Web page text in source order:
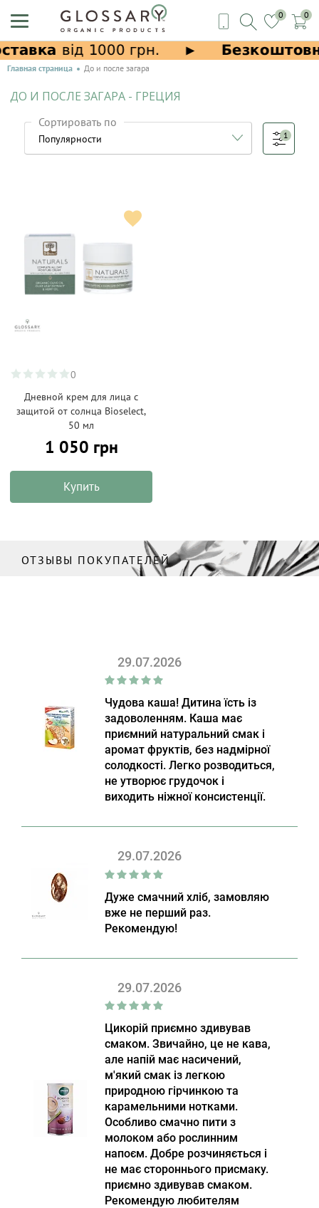
0 0
Главная страница До и после загара
ДО И ПОСЛЕ ЗАГАРА - ГРЕЦИЯ
Сортировать по
1
0
Дневной крем для лица с
защитой от солнца Bioselect,
50 мл
1 050 грн
Купить
ОТЗЫВЫ ПОКУПАТЕЛЕЙ
29.07.2026
Чудова каша! Дитина їсть із
задоволенням. Каша має
приємний натуральний смак і
аромат фруктів, без надмірної
солодкості. Легко розводиться,
не утворює грудочок і
виходить ніжної консистенції.
29.07.2026
Дуже смачний хліб, замовляю
вже не перший раз.
Рекомендую!
29.07.2026
Цикорій приємно здивував
смаком. Звичайно, це не кава,
але напій має насичений,
м'який смак із легкою
природною гірчинкою та
карамельними нотками.
Особливо смачно пити з
молоком або рослинним
напоєм. Добре розчиняється і
не має стороннього присмаку.
приємно здивував смаком.
Рекомендую любителям